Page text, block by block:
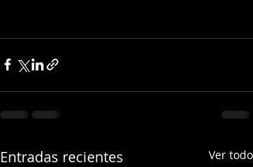
Entradas recientes Ver todo